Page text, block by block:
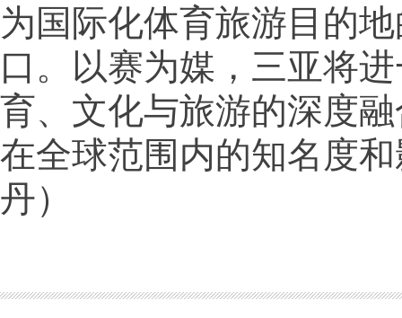
为国际化体育旅游目的
口。以赛为媒，三亚将
育、文化与旅游的深度
在全球范围内的知名度
丹）